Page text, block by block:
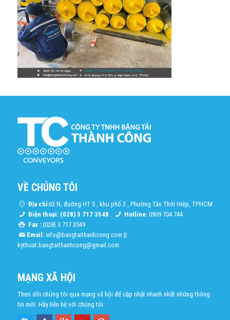
VỀ CHÚNG TÔI
Địa chỉ:63 N, đường HT 5 , khu phố 3 , Phường Tân Thới Hiệp, TPHCM
Điện thoại: (028) 3 717 3548 . Hotline: 0909 704 744
Fax :(028) 3 717 3549
Email: info@bangtaithanhcong.com ||
kythuat.bangtaithanhcong@gmail.com
MẠNG XÃ HỘI
Theo dõi chúng tôi qua mạng xã hội để cập nhật nhanh nhất những thông
tin mới. Hãy liên hệ với chúng tôi